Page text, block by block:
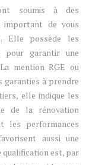
soumis à des
de vous
Elle possède les
pour garantir une
mention RGE ou
garanties à prendre
elle indique les
de la rénovation
les performances
aussi une
qualification est, par